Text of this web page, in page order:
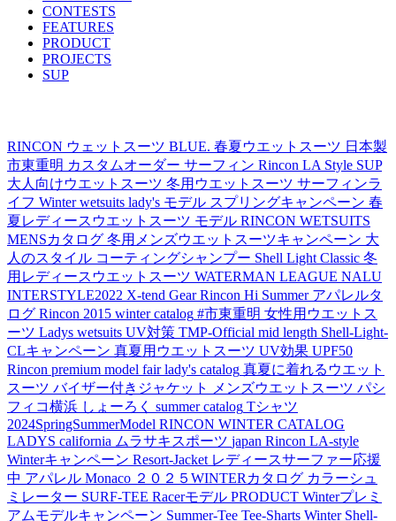
CONTESTS
FEATURES
PRODUCT
PROJECTS
SUP
RINCON ウェットスーツ BLUE. 春夏ウエットスーツ 日本製
市東重明 カスタムオーダー サーフィン Rincon LA Style SUP
大人向けウエットスーツ 冬用ウエットスーツ サーフィンラ
イフ Winter wetsuits lady's モデル スプリングキャンペーン 春
夏レディースウエットスーツ モデル RINCON WETSUITS
MENSカタログ 冬用メンズウエットスーツキャンペーン 大
人のスタイル コーティングシャンプー Shell Light Classic 冬
用レディースウエットスーツ WATERMAN LEAGUE NALU
INTERSTYLE2022 X-tend Gear Rincon Hi Summer アパレルタ
ログ Rincon 2015 winter catalog #市東重明 女性用ウエットス
ーツ Ladys wetsuits UV対策 TMP-Official mid length Shell-Light-
CLキャンペーン 真夏用ウエットスーツ UV効果 UPF50
Rincon premium model fair lady's catalog 真夏に着れるウエット
スーツ バイザー付きジャケット メンズウエットスーツ パシ
フィコ横浜 しょーろく summer catalog Tシャツ
2024SpringSummerModel RINCON WINTER CATALOG
LADYS california ムラサキスポーツ japan Rincon LA-style
Winterキャンペーン Resort-Jacket レディースサーファー応援
中 アパレル Monaco ２０２５WINTERカタログ カラーシュ
ミレーター SURF-TEE Racerモデル PRODUCT Winterプレミ
アムモデルキャンペーン Summer-Tee Tee-Sharts Winter Shell-